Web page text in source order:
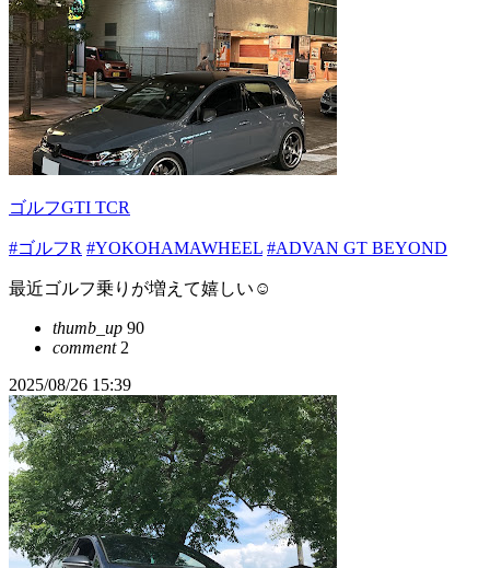
ゴルフGTI TCR
#ゴルフR #YOKOHAMAWHEEL #ADVAN GT BEYOND
最近ゴルフ乗りが増えて嬉しい☺️
thumb_up 90
comment2
2025/08/26 15:39